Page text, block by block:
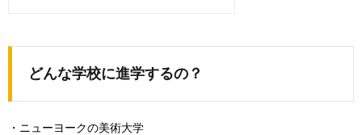
どんな学校に進学するの？
・ニューヨークの美術大学